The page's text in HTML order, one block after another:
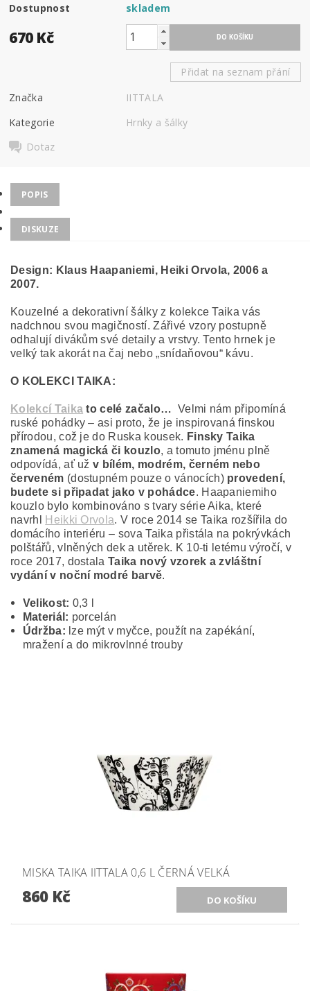
Dostupnost skladem
670 Kč
Přidat na seznam přání
Značka
IITTALA
Kategorie
Hrnky a šálky
Dotaz
POPIS
DISKUZE
Design: Klaus Haapaniemi, Heiki Orvola, 2006 a
2007.
Kouzelné a dekorativní šálky z kolekce Taika vás
nadchnou svou magičností. Zářivé vzory postupně
odhalují divákům své detaily a vrstvy. Tento hrnek je
velký tak akorát na čaj nebo „snídaňovou“ kávu.
O KOLEKCI TAIKA:
Kolekcí Taika to celé začalo… Velmi nám připomíná
ruské pohádky – asi proto, že je inspirovaná finskou
přírodou, což je do Ruska kousek. Finsky Taika
znamená magická či kouzlo, a tomuto jménu plně
odpovídá, ať už v bílém, modrém, černém nebo
červeném (dostupném pouze o vánocích) provedení,
budete si připadat jako v pohádce. Haapaniemiho
kouzlo bylo kombinováno s tvary série Aika, které
navrhl
Heikki Orvola. V roce 2014 se Taika rozšířila do
domácího interiéru – sova Taika přistála na pokrývkách
polštářů, vlněných dek a utěrek. K 10-ti letému výročí, v
roce 2017, dostalaTaika nový vzorek a zvláštní
vydání v noční modré barvě.
Velikost: 0,3 l
Materiál: porcelán
Údržba: lze mýt v myčce, použít na zapékání,
mražení a do mikrovlnné trouby
MISKA TAIKA IITTALA 0,6 L ČERNÁ VELKÁ
860 Kč